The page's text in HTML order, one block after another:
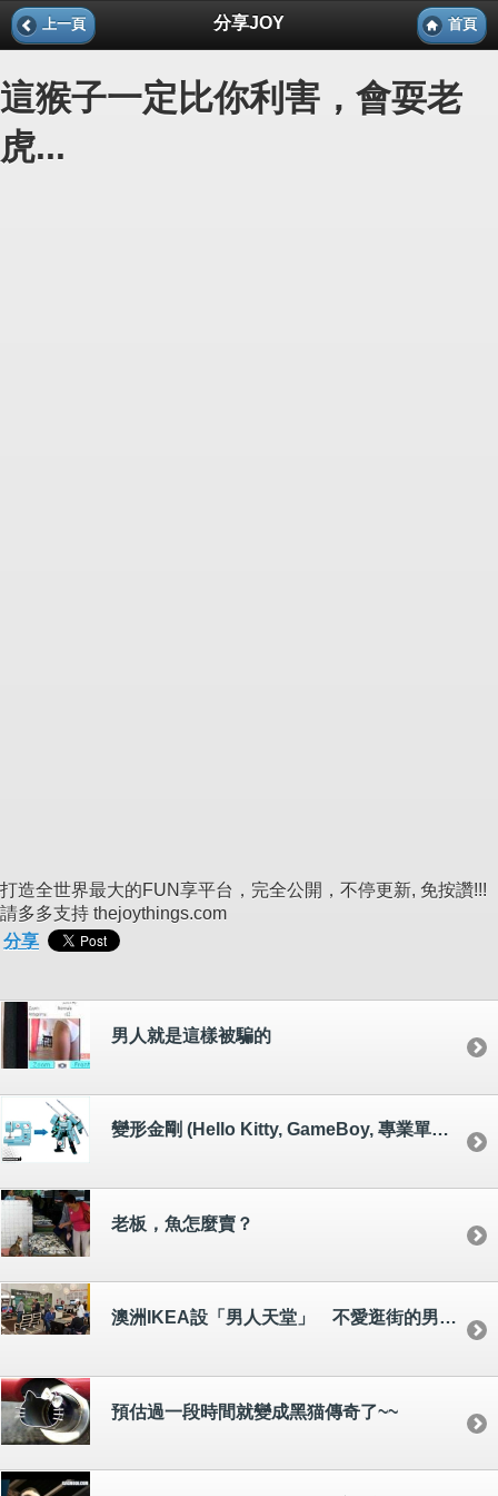
上一頁 分享JOY 首頁
這猴子一定比你利害，會耍老
虎...
打造全世界最大的FUN享平台，完全公開，不停更新, 免按讚!!!
請多多支持 thejoythings.com
分享
男人就是這樣被騙的
變形金剛 (Hello Kitty, GameBoy, 專業單鏡反光相機...)
老板，魚怎麼賣？
澳洲IKEA設「男人天堂」 不愛逛街的男生有福囉！
預估過一段時間就變成黑猫傳奇了~~